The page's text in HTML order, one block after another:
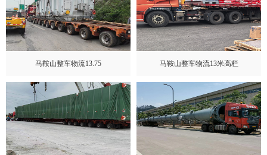
马鞍山整车物流13.75 马鞍山整车物流13米高栏